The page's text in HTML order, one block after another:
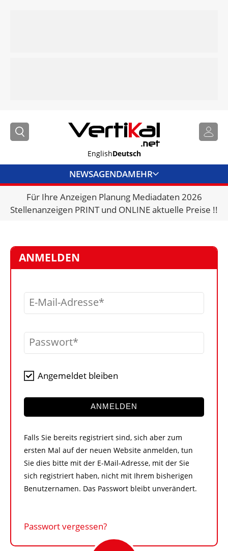
EnglishDeutsch
NEWSAGENDAMEHR
BRANCHENLINKS
VERMIETER
VIDEOS
BIBLIOTHEK
KRAN & BÜHNE
KONTAKT
Für Ihre Anzeigen Planung Mediadaten 2026
Stellenanzeigen PRINT und ONLINE aktuelle Preise !!
ANMELDEN
E-Mail-Adresse
Passwort
Angemeldet bleiben
ANMELDEN
Falls Sie bereits registriert sind, sich aber zum
ersten Mal auf der neuen Website anmelden, tun
Sie dies bitte mit der E-Mail-Adresse, mit der Sie
sich registriert haben, nicht mit Ihrem bisherigen
Benutzernamen. Das Passwort bleibt unverändert.
Passwort vergessen?